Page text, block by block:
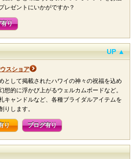
レゼントにいかがですか？
り
UP ▲
スショア
として掲載されたハワイの神々の祝福を込め
想的に浮かび上がるウェルカムボードなど。
キャンドルなど、各種ブライダルアイテムを
りします。
り ブログ有り